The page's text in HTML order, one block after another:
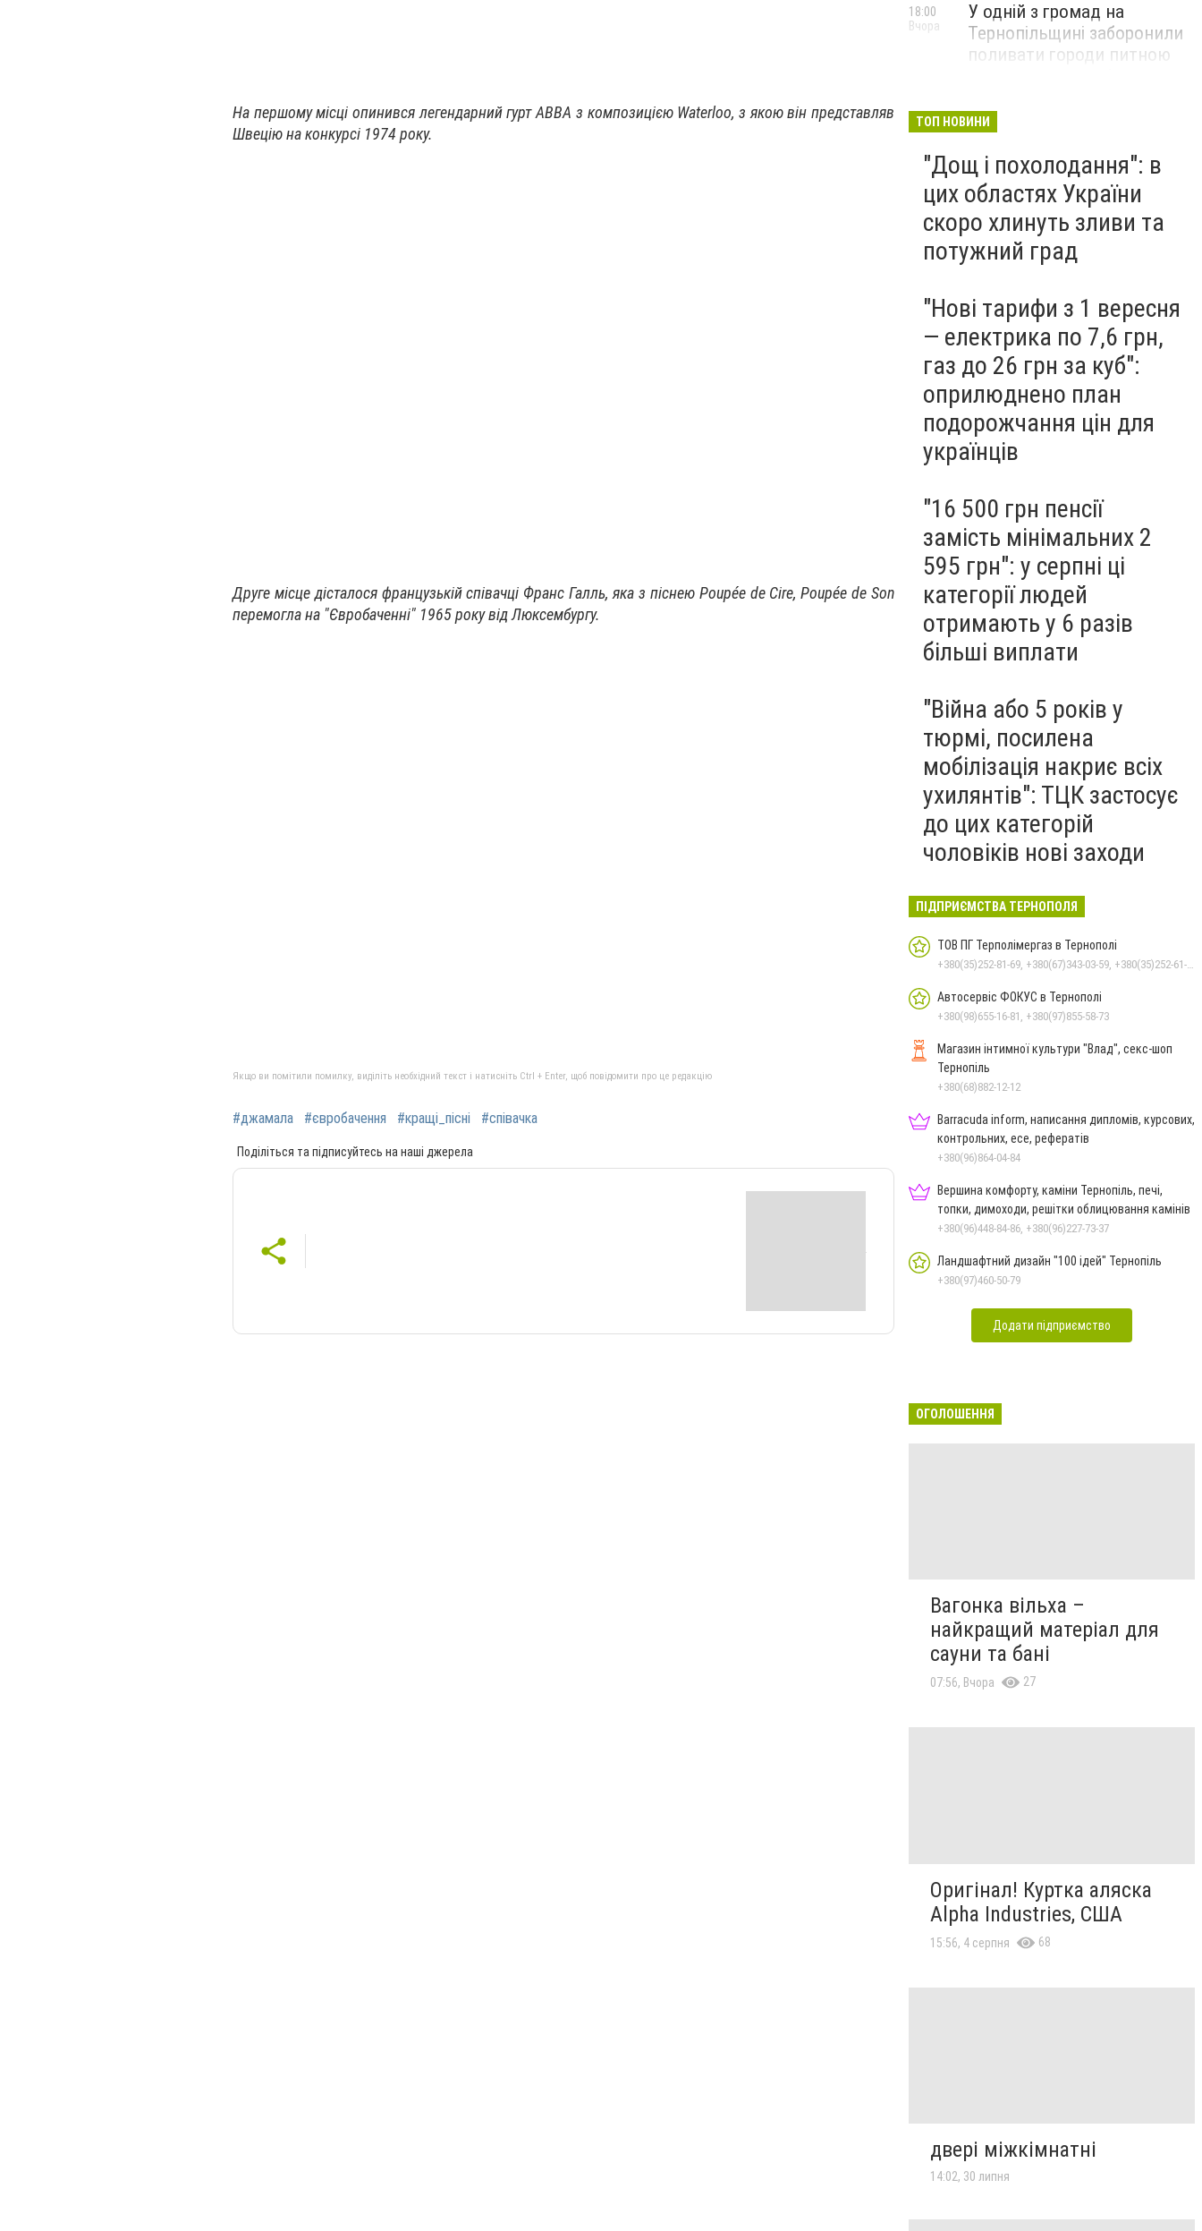
На першому місці опинився легендарний гурт ABBA з композицією Waterloo, з якою він представляв
Швецію на конкурсі 1974 року.
Друге місце дісталося французькій співачці Франс Галль, яка з піснею Poupée de Cire, Poupée de Son
перемогла на "Євробаченні" 1965 року від Люксембургу.
Якщо ви помітили помилку, виділіть необхідний текст і натисніть Ctrl + Enter, щоб повідомити про це редакцію
#джамала #євробачення #кращі_пісні #співачка
Поділіться та підписуйтесь на наші джерела
У одній з громад на
Тернопільщині заборонили
поливати городи питною
18:00
Вчора
миті: на Тернопільщині
знешкодили боєприпас
Вчора
ТОП НОВИНИ
"Дощ і похолодання": в
цих областях України
скоро хлинуть зливи та
потужний град
"Нові тарифи з 1 вересня
— електрика по 7,6 грн,
газ до 26 грн за куб":
оприлюднено план
подорожчання цін для
українців
"16 500 грн пенсії
замість мінімальних 2
595 грн": у серпні ці
категорії людей
отримають у 6 разів
більші виплати
"Війна або 5 років у
тюрмі, посилена
мобілізація накриє всіх
ухилянтів": ТЦК застосує
до цих категорій
чоловіків нові заходи
ПІДПРИЄМСТВА ТЕРНОПОЛЯ
ТОВ ПГ Терполімергаз в Тернополі
+380(35)252-81-69, +380(67)343-03-59, +380(35)252-61-77
Автосервіс ФОКУС в Тернополі
+380(98)655-16-81, +380(97)855-58-73
Магазин інтимної культури "Влад", секс-шоп
Тернопіль
+380(68)882-12-12
Barracuda inform, написання дипломів, курсових,
контрольних, есе, рефератів
+380(96)864-04-84
Вершина комфорту, каміни Тернопіль, печі,
топки, димоходи, решітки облицювання камінів
+380(96)448-84-86, +380(96)227-73-37
Ландшафтний дизайн "100 ідей" Тернопіль
+380(97)460-50-79
Додати підприємство
ОГОЛОШЕННЯ
Вагонка вільха –
найкращий матеріал для
сауни та бані
07:56, Вчора 27
Оригінал! Куртка аляска
Alpha Industries, США
15:56, 4 серпня 68
двері міжкімнатні
14:02, 30 липня